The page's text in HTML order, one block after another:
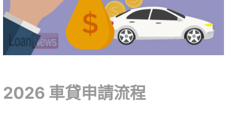
2026 車貸申請流程